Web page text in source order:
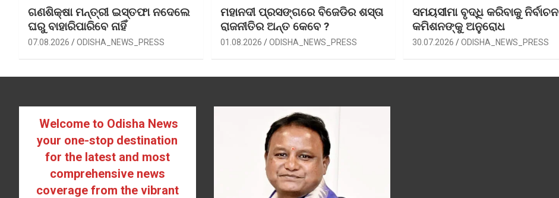
ଗଣଶିକ୍ଷା ମନ୍ତ୍ରୀ ଇସ୍ତଫା ନଦେଲେ
ଘରୁ ବାହାରିପାରିବେ ନାହିଁ
07.08.2026 ODISHA_NEWS_PRESS
ମହାନଦୀ ପ୍ରସଙ୍ଗରେ ବିଜେଡିର ଶସ୍ତା
ରାଜନୀତିର ଅନ୍ତ କେବେ ?
01.08.2026 ODISHA_NEWS_PRESS
ସମୟସୀମା ବୃଦ୍ଧି କରିବାକୁ ନିର୍ବାଚନ
କମିଶନଙ୍କୁ ଅନୁରୋଧ
30.07.2026 ODISHA_NEWS_PRESS
Welcome to Odisha News
your one-stop destination
for the latest and most
comprehensive news
coverage from the vibrant